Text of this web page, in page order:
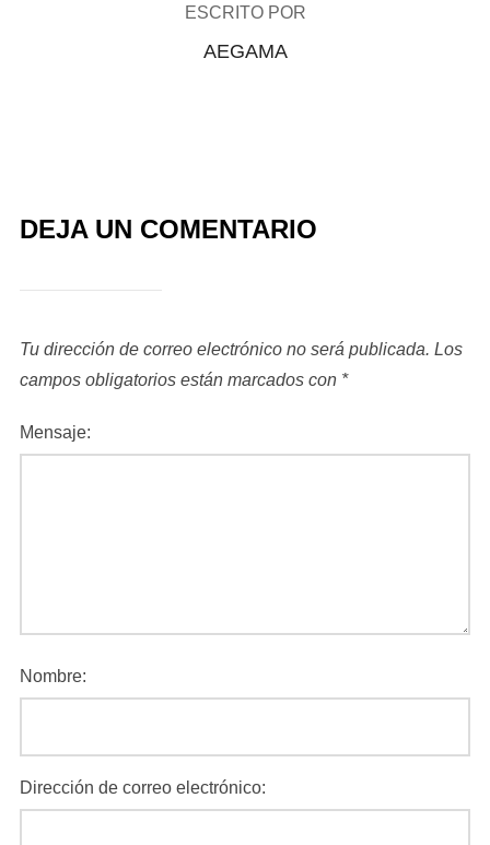
ESCRITO POR
AEGAMA
DEJA UN COMENTARIO
Tu dirección de correo electrónico no será publicada. Los
campos obligatorios están marcados con *
Mensaje:
Nombre:
Dirección de correo electrónico: